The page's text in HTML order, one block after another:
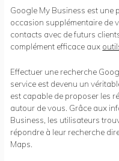
Google My Business est une
occasion supplémentaire de
contacts avec de futurs
complément efficace aux
Effectuer une recherche
service est devenu un
est capable de proposer les
autour de vous. Grâce aux
Business, les utilisateurs
répondre à leur recherche
Maps.